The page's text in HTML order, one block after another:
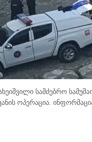
სამძებრო
ოპერაცია.